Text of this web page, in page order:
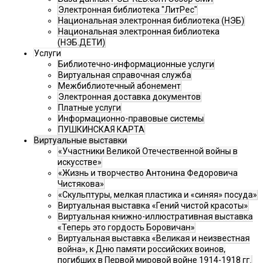
Электронная библиотека "ЛитРес"
Национальная электронная библиотека (НЭБ)
Национальная электронная библиотека
(НЭБ.ДЕТИ)
Услуги
Библиотечно-информационные услуги
Виртуальная справочная служба
Межбиблиотечный абонемент
Электронная доставка документов
Платные услуги
Информационно-правовые системы
ПУШКИНСКАЯ КАРТА
Виртуальные выставки
«Участники Великой Отечественной войны в
искусстве»
«Жизнь и творчество Антонина Федоровича
Чистякова»
«Скульптуры, мелкая пластика и «синяя» посуда»
Виртуальная выставка «Гений чистой красоты»
Виртуальная книжно-иллюстративная выставка
«Теперь это гордость Боровичан»
Виртуальная выставка «Великая и неизвестная
война», к Дню памяти российских воинов,
погибших в Первой мировой войне 1914-1918 гг.